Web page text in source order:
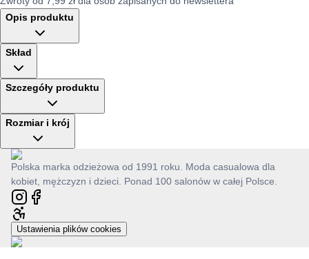
Opis produktu
Skład
Szczegóły produktu
Rozmiar i krój
Polska marka odzieżowa od 1991 roku. Moda casualowa dla
kobiet, mężczyzn i dzieci. Ponad 100 salonów w całej Polsce.
Ustawienia plików cookies